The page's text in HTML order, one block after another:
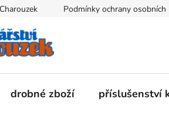
Podmínky ochrany osobních
drobné zboží příslušenství